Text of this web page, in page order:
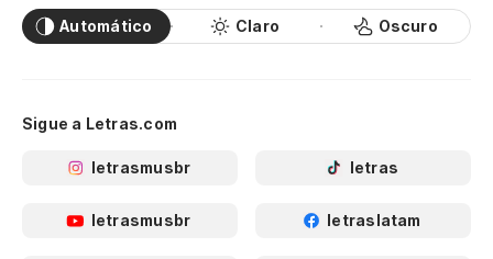
Automático Claro Oscuro
Sigue a Letras.com
letrasmusbr letras
letrasmusbr letraslatam